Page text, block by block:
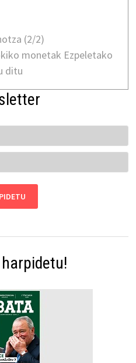
(2/2)
monetak Ezpeletako
ditu